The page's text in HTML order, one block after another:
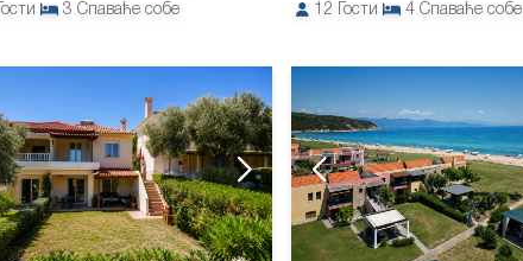
Гости 3 Спаваће собе
12
Гости 4 Спаваће собе